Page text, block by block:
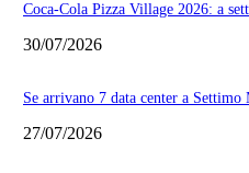
Coca-Cola Pizza Village 2026: a
30/07/2026
Se arrivano 7 data center a
27/07/2026